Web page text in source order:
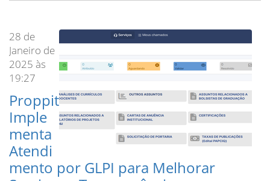
28 de
Janeiro de
2025 às
19:27
Proppit
Imple
menta
Atendi
mento por GLPI para Melhorar